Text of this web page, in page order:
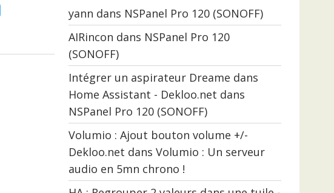
yann dans NSPanel Pro 120 (SONOFF)
AIRincon dans NSPanel Pro 120
(SONOFF)
Intégrer un aspirateur Dreame dans
Home Assistant - Dekloo.net dans
NSPanel Pro 120 (SONOFF)
Volumio : Ajout bouton volume +/-
Dekloo.net dans Volumio : Un serveur
audio en 5mn chrono !